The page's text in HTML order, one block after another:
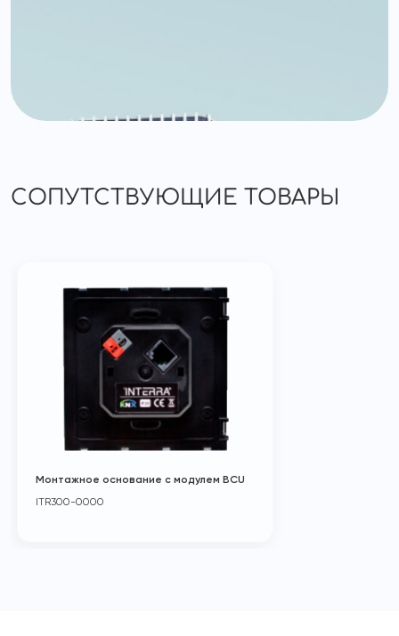
СОПУТСТВУЮЩИЕ ТОВАРЫ
Монтажное основание с модулем BCU
ITR300-0000